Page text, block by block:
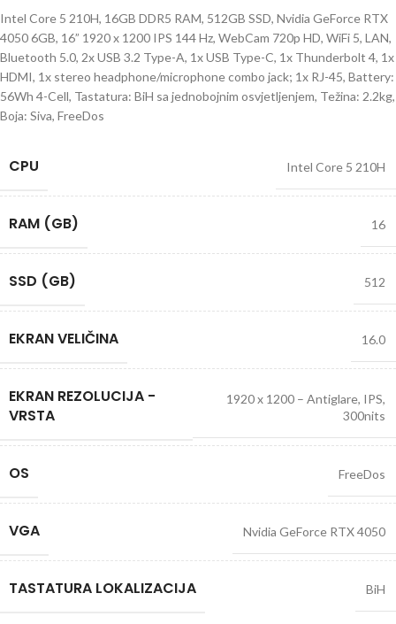
Intel Core 5 210H, 16GB DDR5 RAM, 512GB SSD, Nvidia GeForce RTX
4050 6GB, 16” 1920 x 1200 IPS 144 Hz, WebCam 720p HD, WiFi 5, LAN,
Bluetooth 5.0, 2x USB 3.2 Type-A, 1x USB Type-C, 1x Thunderbolt 4, 1x
HDMI, 1x stereo headphone/microphone combo jack; 1x RJ-45, Battery:
56Wh 4-Cell, Tastatura: BiH sa jednobojnim osvjetljenjem, Težina: 2.2kg,
Boja: Siva, FreeDos
CPU Intel Core 5 210H
RAM (GB) 16
SSD (GB) 512
EKRAN VELIČINA 16.0
EKRAN REZOLUCIJA -
VRSTA
1920 x 1200 – Antiglare, IPS,
300nits
OS FreeDos
VGA Nvidia GeForce RTX 4050
TASTATURA LOKALIZACIJA BiH